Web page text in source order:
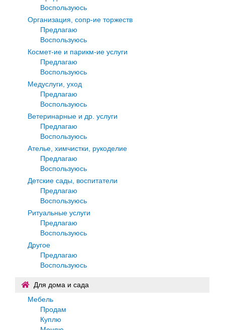
Воспользуюсь
Организация, сопр-ие торжеств
Предлагаю
Воспользуюсь
Космет-ие и парикм-ие услуги
Предлагаю
Воспользуюсь
Медуслуги, уход
Предлагаю
Воспользуюсь
Ветеринарные и др. услуги
Предлагаю
Воспользуюсь
Ателье, химчистки, рукоделие
Предлагаю
Воспользуюсь
Детские сады, воспитатели
Предлагаю
Воспользуюсь
Ритуальные услуги
Предлагаю
Воспользуюсь
Другое
Предлагаю
Воспользуюсь
Для дома и сада
Мебель
Продам
Куплю